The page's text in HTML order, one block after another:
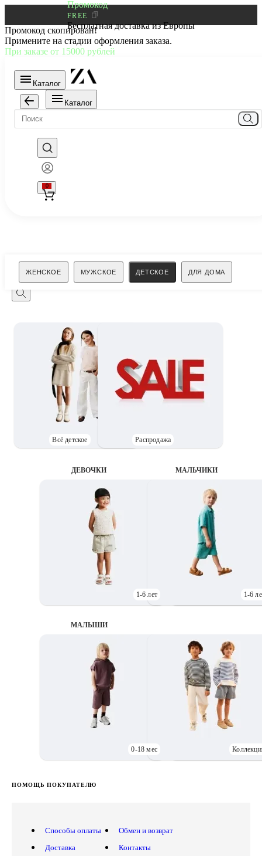
Промокод
FREE
Бесплатная доставка из Европы
Промокод скопирован!
Примените на стадии оформления заказа.
При заказе от 15000 рублей
Каталог
Каталог
0
ЖЕНСКОЕ МУЖСКОЕ ДЕТСКОЕ ДЛЯ ДОМА
Поиск
Всё детское Распродажа
ДЕВОЧКИ
1-6 лет
MАЛЬЧИКИ
1-6
МАЛЫШИ
0-18 мес
ПОМОЩЬ ПОКУПАТЕЛЮ
Способы оплаты
Доставка
Обмен и возврат
Контакты